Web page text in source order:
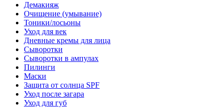
Демакияж
Очищение (умывание)
Тоники/лосьоны
Уход для век
Дневные кремы для лица
Сыворотки
Сыворотки в ампулах
Пилинги
Маски
Защита от солнца SPF
Уход после загара
Уход для губ